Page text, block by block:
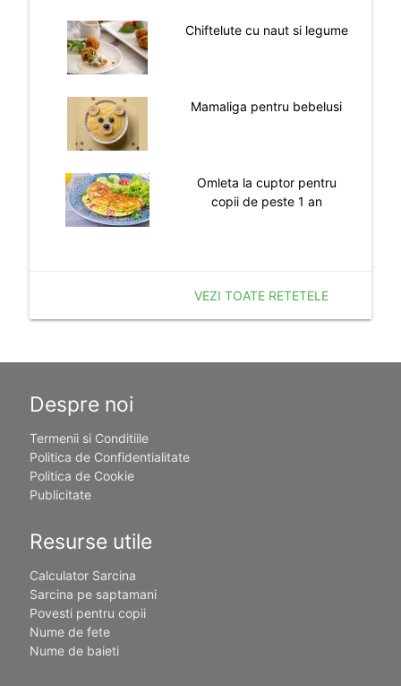
Chiftelute cu naut si legume
Mamaliga pentru bebelusi
Omleta la cuptor pentru
copii de peste 1 an
VEZI TOATE RETETELE
Despre noi
Termenii si Conditiile
Politica de Confidentialitate
Politica de Cookie
Publicitate
Resurse utile
Calculator Sarcina
Sarcina pe saptamani
Povesti pentru copii
Nume de fete
Nume de baieti